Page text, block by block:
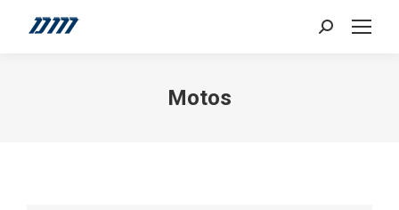
Search:
Motos